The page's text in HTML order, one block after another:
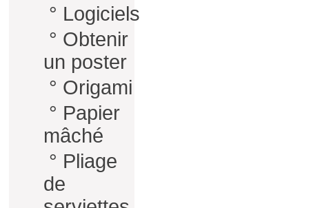
° Logiciels
° Obtenir
un poster
° Origami
° Papier
mâché
° Pliage
de